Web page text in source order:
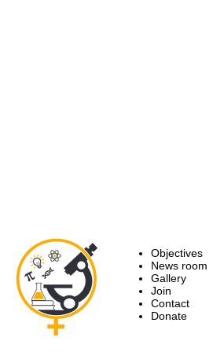
Objectives
News room
Gallery
Join
Contact
Donate